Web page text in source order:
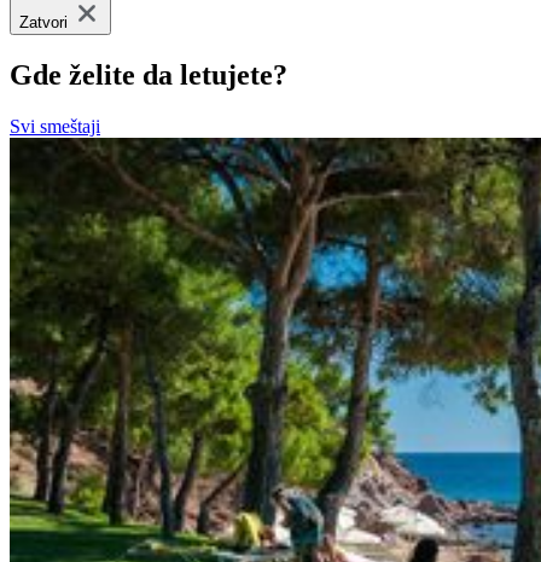
Zatvori
Gde želite da letujete?
Svi smeštaji